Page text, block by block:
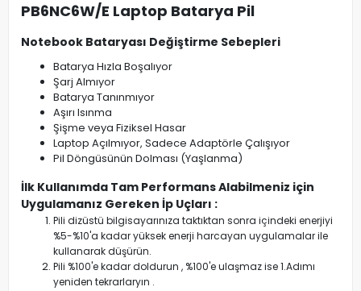
PB6NC6W/E Laptop Batarya Pil
Notebook Bataryası Değiştirme Sebepleri
Batarya Hızla Boşalıyor
Şarj Almıyor
Batarya Tanınmıyor
Aşırı Isınma
Şişme veya Fiziksel Hasar
Laptop Açılmıyor, Sadece Adaptörle Çalışıyor
Pil Döngüsünün Dolması (Yaşlanma)
İlk Kullanımda Tam Performans Alabilmeniz için
Uygulamanız Gereken İp Uçları :
Pili dizüstü bilgisayarınıza taktıktan sonra içindeki enerjiyi
%5-%10'a kadar yüksek enerji harcayan uygulamalar ile
kullanarak düşürün.
Pili %100'e kadar doldurun , %100'e ulaşmaz ise 1.Adımı
yeniden tekrarlaryın .